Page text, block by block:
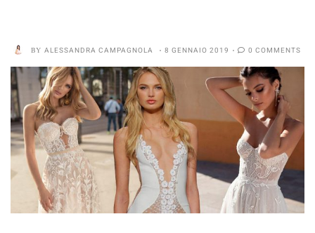
BY ALESSANDRA CAMPAGNOLA 8 GENNAIO 2019 0 COMMENTS